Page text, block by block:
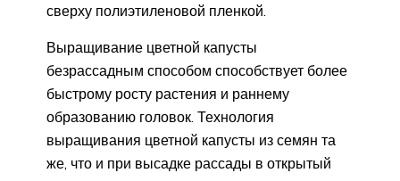
сверху полиэтиленовой пленкой.
Выращивание цветной капусты
безрассадным способом способствует более
быстрому росту растения и раннему
образованию головок. Технология
выращивания цветной капусты из семян та
же, что и при высадке рассады в открытый